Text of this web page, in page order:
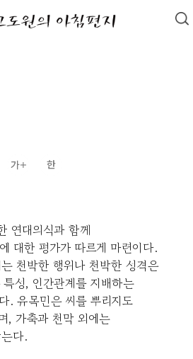
연대의식과 함께
대한 평가가 따르게 마련이다.
천박한 행위나 천박한 성격은
성, 인간관계를 지배하는
. 유목민은 씨를 뿌리지도
, 가축과 천막 외에는
다.